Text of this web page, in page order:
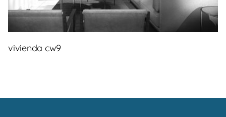
vivienda cw9